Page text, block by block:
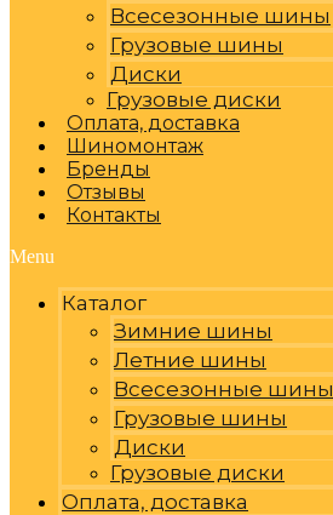
Всесезонные шины
Грузовые шины
Диски
Грузовые диски
Оплата, доставка
Шиномонтаж
Бренды
Отзывы
Контакты
Menu
Каталог
Зимние шины
Летние шины
Всесезонные шины
Грузовые шины
Диски
Грузовые диски
Оплата, доставка